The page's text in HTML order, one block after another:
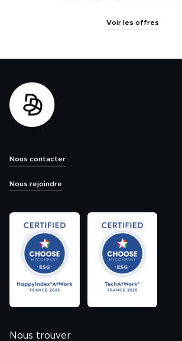
Voir les offres
Nous contacter
Nous rejoindre
Nous trouver